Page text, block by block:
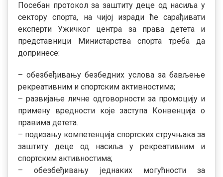
Посебан протокол за заштиту деце од насиља у
сектору спорта, на чијој изради ће сарађивати
експерти Ужичког центра за права детета и
представници Министарства спорта треба да
допринесе:
– обезбеђивању безбедних услова за бављење
рекреативним и спортским активностима;
– развијање личне одговорности за промоцију и
примену вредности које заступа Конвенција о
правима детета.
– подизању компетенција спортских стручњака за
заштиту деце од насиља у рекреативним и
спортским активностима;
– обезбеђивању једнаких могућности за